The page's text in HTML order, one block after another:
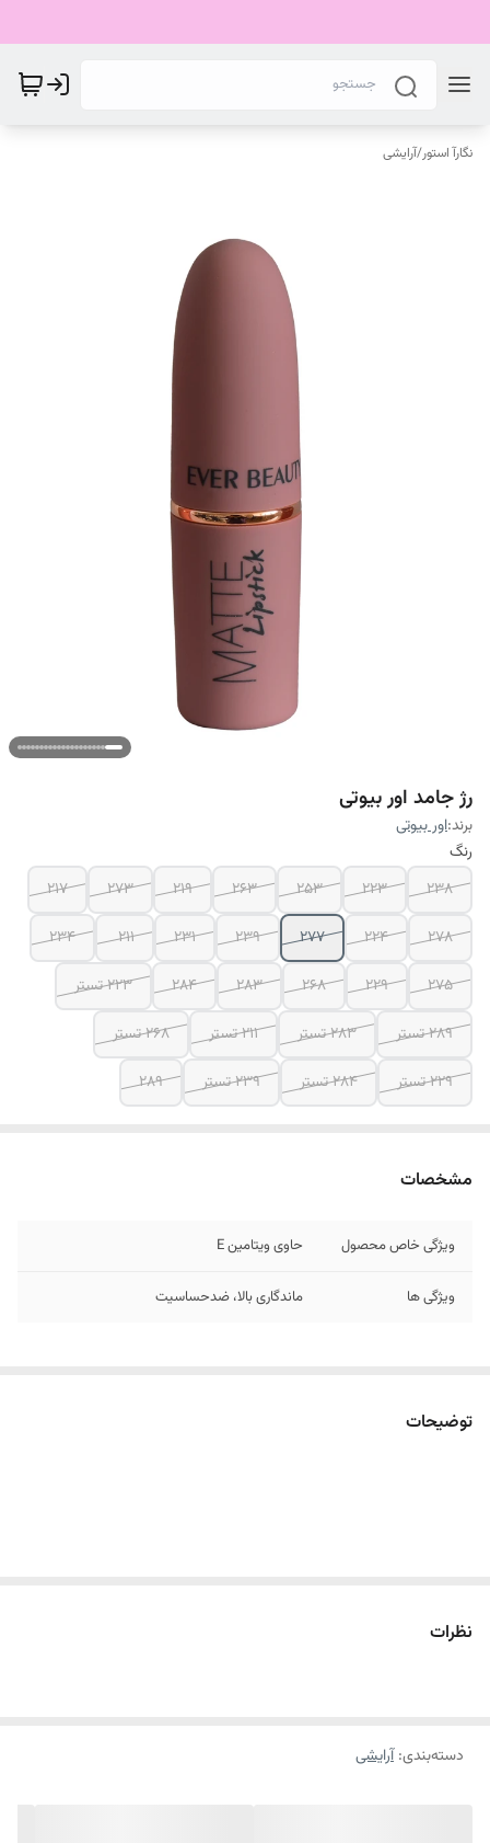
نگارآ استور/آرایشی
رژ جامد اور بیوتی
برند:اور بیوتی
رنگ
۲۳۸
۲۲۳ ۲۵۳ ۲۶۳ ۲۱۹ ۲۷۳
۲۱۷
۲۷۸
۲۲۴ ۲۷۷ ۲۳۹ ۲۳۱ ۲۱۱
۲۳۴
۲۷۵
۲۲۹ ۲۶۸ ۲۸۳ ۲۸۴
223 تستر
289 تستر
283 تستر 211 تستر
268 تستر
229 تستر
284 تستر 239 تستر 289
مشخصات
ویژگی خاص محصول حاوی ویتامین E
ویژگی ها ماندگاری بالا، ضدحساسیت
توضیحات
نظرات
دسته‌بندی:آرایشی